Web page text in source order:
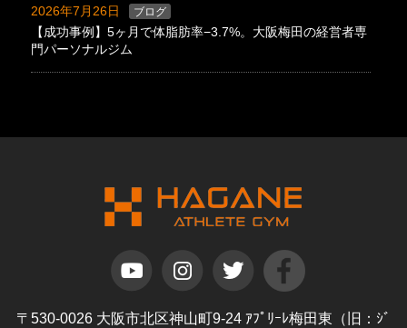
2026年7月26日 ブログ
【成功事例】5ヶ月で体脂肪率−3.7%。大阪梅田の経営者専
門パーソナルジム
〒530-0026 大阪市北区神山町9-24 ｱﾌﾟﾘｰﾚ梅田東（旧：ｼﾞ